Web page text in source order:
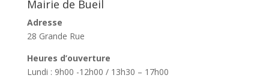
Mairie de Bueil
Adresse
28 Grande Rue
Heures d’ouverture
Lundi : 9h00 -12h00 / 13h30 – 17h00